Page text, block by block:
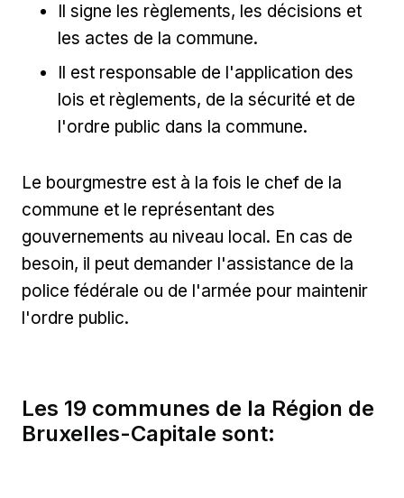
Il signe les règlements, les décisions et
les actes de la commune.
Il est responsable de l'application des
lois et règlements, de la sécurité et de
l'ordre public dans la commune.
Le bourgmestre est à la fois le chef de la
commune et le représentant des
gouvernements au niveau local. En cas de
besoin, il peut demander l'assistance de la
police fédérale ou de l'armée pour maintenir
l'ordre public.
Les 19 communes de la Région de
Bruxelles-Capitale sont: